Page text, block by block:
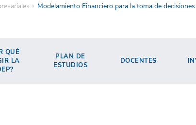
Modelamiento Financiero para la toma de decisiones
QUÉ
LA
PLAN DE
ESTUDIOS
DOCENTES